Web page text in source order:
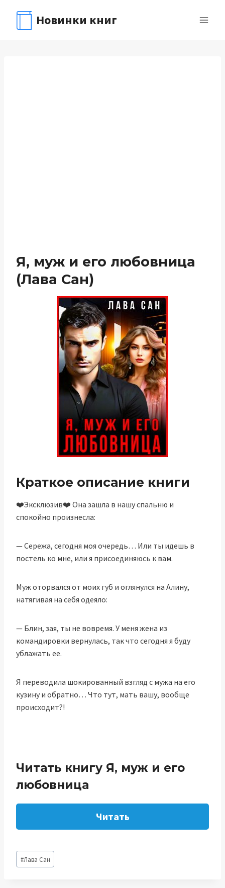
содержимому
Новинки книг
Я, муж и его любовница
(Лава Сан)
Краткое описание книги
❤️Эксклюзив❤️ Она зашла в нашу спальню и
спокойно произнесла:
— Сережа, сегодня моя очередь… Или ты идешь в
постель ко мне, или я присоединяюсь к вам.
Муж оторвался от моих губ и оглянулся на Алину,
натягивая на себя одеяло:
— Блин, зая, ты не вовремя. У меня жена из
командировки вернулась, так что сегодня я буду
ублажать ее.
Я переводила шокированный взгляд с мужа на его
кузину и обратно… Что тут, мать вашу, вообще
происходит?!
Читать книгу Я, муж и его
любовница
Читать
Метки
записи:
#Лава Сан